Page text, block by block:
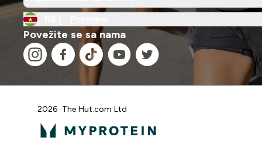
Povežite se sa nama
2026 The Hut.com Ltd